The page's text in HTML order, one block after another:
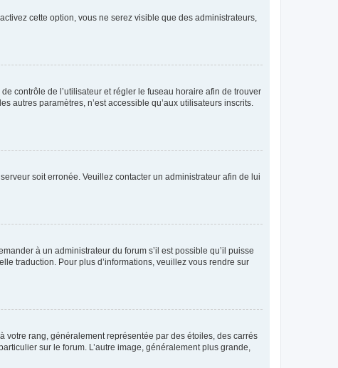
cette option, vous ne serez visible que des administrateurs,
contrôle de l’utilisateur et régler le fuseau horaire afin de trouver
autres paramètres, n’est accessible qu’aux utilisateurs inscrits.
soit erronée. Veuillez contacter un administrateur afin de lui
à un administrateur du forum s’il est possible qu’il puisse
traduction. Pour plus d’informations, veuillez vous rendre sur
votre rang, généralement représentée par des étoiles, des carrés
sur le forum. L’autre image, généralement plus grande,